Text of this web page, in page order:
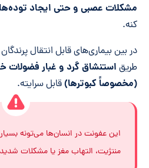
مشکلات عصبی و حتی ایجاد
کنه.
در بین بیماری‌های قابل انتقال
طریق استنشاق گرد و غبار
(مخصوصاً کبوترها)قابل سرایته.
این عفونت در انسان‌ها می‌تونه
مننژیت، التهاب مغز یا مشکلات